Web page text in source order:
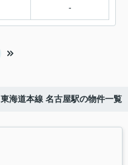
-
東海道本線 名古屋駅の物件一覧